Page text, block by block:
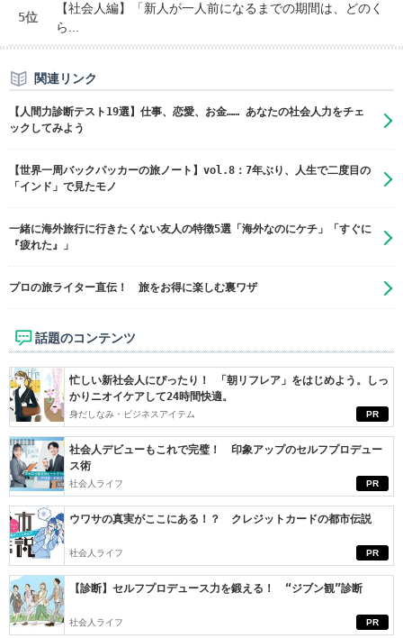
5位
【社会人編】「新人が一人前になるまでの期間は、どのく
ら...
関連リンク
【人間力診断テスト19選】仕事、恋愛、お金…… あなたの社会人力をチェ
ックしてみよう
【世界一周バックパッカーの旅ノート】vol.8：7年ぶり、人生で二度目の
「インド」で見たモノ
一緒に海外旅行に行きたくない友人の特徴5選「海外なのにケチ」「すぐに
『疲れた』」
プロの旅ライター直伝！ 旅をお得に楽しむ裏ワザ
話題のコンテンツ
PR
忙しい新社会人にぴったり！ 「朝リフレア」をはじめよう。しっ
かりニオイケアして24時間快適。
身だしなみ・ビジネスアイテム
PR
社会人デビューもこれで完璧！ 印象アップのセルフプロデュー
ス術
社会人ライフ
PR
ウワサの真実がここにある！？ クレジットカードの都市伝説
社会人ライフ
PR
【診断】セルフプロデュース力を鍛える！ “ジブン観”診断
社会人ライフ